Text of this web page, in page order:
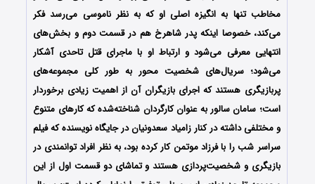
مخاطب تنها به انگیزه اصلی او که به نظر ناموسی می‌رسد فکر
می‌کند، خصوصا اینکه پدر شاهرخ هم در قسمت دوم و بخش‌های
انتهایی معرفی می‌شود و ارتباط او با ماجرای قتل تاحدی آشکار
می‌شود؛ سریال‌‌های شخصیت محور به طور کلی مجموعه‌‌های
پربازیگری هستند که اجرای بازیگران آن از اهمیت زیادی برخوردار
است؛ سامان سالور به عنوان کارگردان شناخته‌شده که کارهای متنوع
و مختلفی داشته در کنار زامیاد سعدونیان در جایگاه نویسنده که فیلم
سراسر شب را با فرزاد موتمن کار کرده بود، به نظر افراد توانمندی در
بازیگری و شخصیت‌پردازی هستند و تماشای دو قسمت اول از این